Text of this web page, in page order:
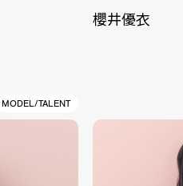
櫻井優衣
MODEL/TALENT